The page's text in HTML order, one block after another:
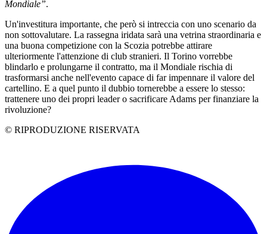
Mondiale”.
Un'investitura importante, che però si intreccia con uno scenario da
non sottovalutare. La rassegna iridata sarà una vetrina straordinaria e
una buona competizione con la Scozia potrebbe attirare
ulteriormente l'attenzione di club stranieri. Il Torino vorrebbe
blindarlo e prolungarne il contratto, ma il Mondiale rischia di
trasformarsi anche nell'evento capace di far impennare il valore del
cartellino. E a quel punto il dubbio tornerebbe a essere lo stesso:
trattenere uno dei propri leader o sacrificare Adams per finanziare la
rivoluzione?
© RIPRODUZIONE RISERVATA